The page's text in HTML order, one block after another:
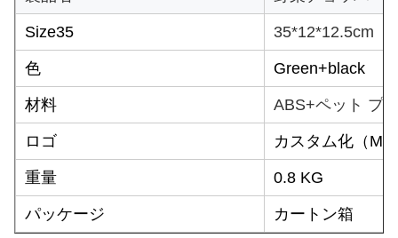
Size35 35*12*12.5cm
色 Green+black
材料 ABS+ペット プ
ロゴ カスタム化（
重量 0.8 KG
パッケージ カートン箱